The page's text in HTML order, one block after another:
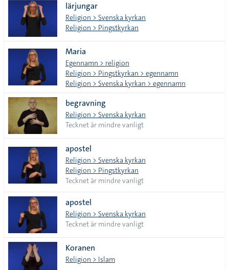
lärjungar
Religion > Svenska kyrkan
Religion > Pingstkyrkan
Maria
Egennamn > religion
Religion > Pingstkyrkan > egennamn
Religion > Svenska kyrkan > egennamn
begravning
Religion > Svenska kyrkan
Tecknet är mindre vanligt
apostel
Religion > Svenska kyrkan
Religion > Pingstkyrkan
Tecknet är mindre vanligt
apostel
Religion > Svenska kyrkan
Tecknet är mindre vanligt
Koranen
Religion > Islam